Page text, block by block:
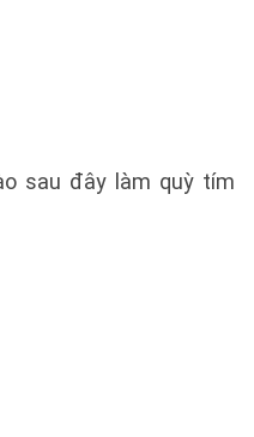
sau đây làm quỳ tím